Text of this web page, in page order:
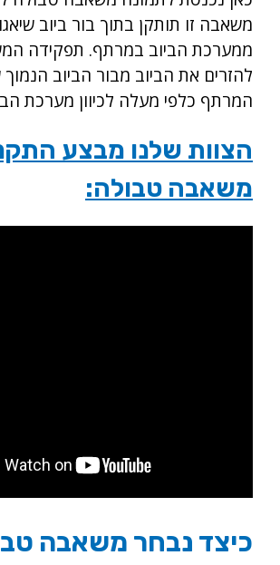
משאבה זו תותקן בתוך בור ביוב
ממערכת הביוב במרתף. תפקידה
להזרים את הביוב מבור הביוב
המרתף כלפי מעלה לכיוון מערכת
הצוות שלנו מבצע
משאבה טבולה:
כיצד נבחר משאבה